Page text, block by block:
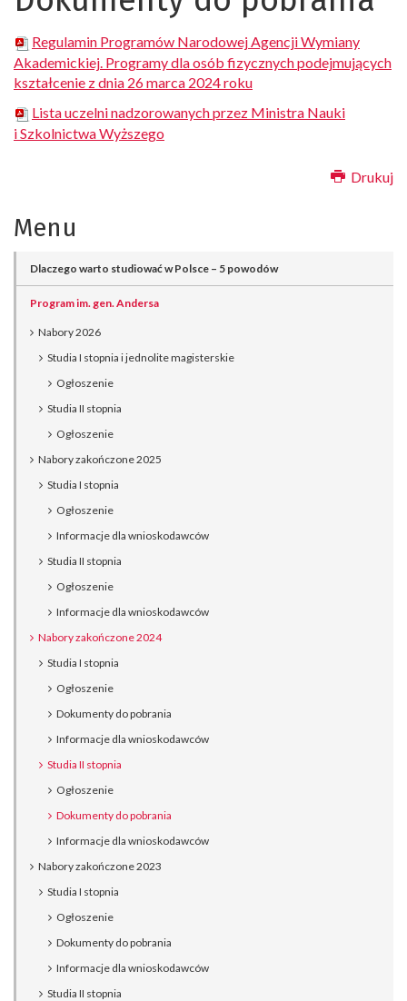
Regulamin Programów Narodowej Agencji Wymiany
Akademickiej. Programy dla osób fizycznych podejmujących
kształcenie z dnia 26 marca 2024 roku
Lista uczelni nadzorowanych przez Ministra Nauki
i Szkolnictwa Wyższego
Drukuj
Menu
Dlaczego warto studiować w Polsce – 5 powodów
Program im. gen. Andersa
Nabory 2026
Studia I stopnia i jednolite magisterskie
Ogłoszenie
Studia II stopnia
Ogłoszenie
Nabory zakończone 2025
Studia I stopnia
Ogłoszenie
Informacje dla wnioskodawców
Studia II stopnia
Ogłoszenie
Informacje dla wnioskodawców
Nabory zakończone 2024
Studia I stopnia
Ogłoszenie
Dokumenty do pobrania
Informacje dla wnioskodawców
Studia II stopnia
Ogłoszenie
Dokumenty do pobrania
Informacje dla wnioskodawców
Nabory zakończone 2023
Studia I stopnia
Ogłoszenie
Dokumenty do pobrania
Informacje dla wnioskodawców
Studia II stopnia